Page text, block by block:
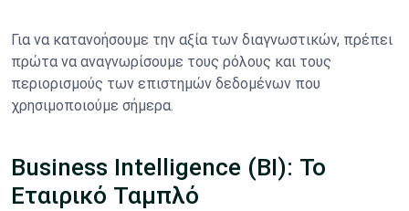
Για να κατανοήσουμε την αξία των διαγνωστικών, πρέπει
πρώτα να αναγνωρίσουμε τους ρόλους και τους
περιορισμούς των επιστημών δεδομένων που
χρησιμοποιούμε σήμερα.
Business Intelligence (BI): Το
Εταιρικό Ταμπλό